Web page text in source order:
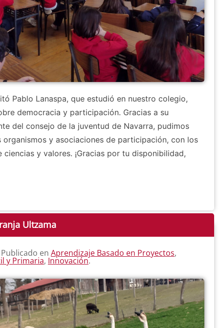
Pablo Lanaspa, que estudió en nuestro colegio,
democracia y participación. Gracias a su
del consejo de la juventud de Navarra, pudimos
organismos y asociaciones de participación, con los
y valores. ¡Gracias por tu disponibilidad,
Ultzama
Publicado en Aprendizaje Basado en Proyectos,
y Primaria, Innovación.